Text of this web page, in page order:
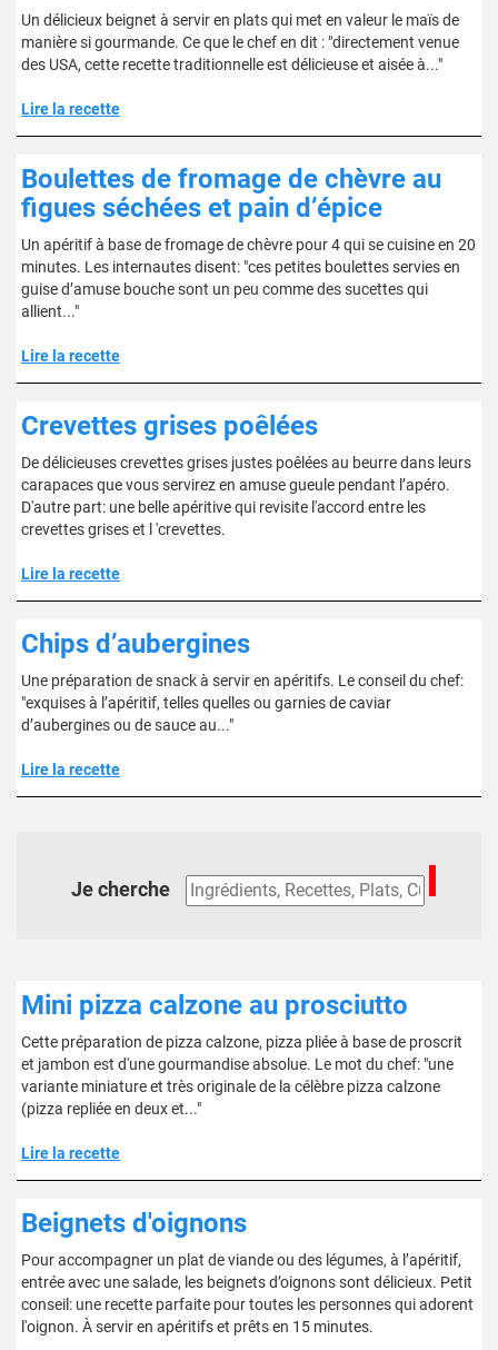
Un délicieux beignet à servir en plats qui met en valeur le maïs de
manière si gourmande. Ce que le chef en dit : "directement venue
des USA, cette recette traditionnelle est délicieuse et aisée à..."
Lire la recette
Boulettes de fromage de chèvre au
figues séchées et pain d’épice
Un apéritif à base de fromage de chèvre pour 4 qui se cuisine en 20
minutes. Les internautes disent: "ces petites boulettes servies en
guise d’amuse bouche sont un peu comme des sucettes qui
allient..."
Lire la recette
Crevettes grises poêlées
De délicieuses crevettes grises justes poêlées au beurre dans leurs
carapaces que vous servirez en amuse gueule pendant l’apéro.
D'autre part: une belle apéritive qui revisite l'accord entre les
crevettes grises et l 'crevettes.
Lire la recette
Chips d’aubergines
Une préparation de snack à servir en apéritifs. Le conseil du chef:
"exquises à l’apéritif, telles quelles ou garnies de caviar
d’aubergines ou de sauce au..."
Lire la recette
Je cherche
Mini pizza calzone au prosciutto
Cette préparation de pizza calzone, pizza pliée à base de proscrit
et jambon est d'une gourmandise absolue. Le mot du chef: "une
variante miniature et très originale de la célèbre pizza calzone
(pizza repliée en deux et..."
Lire la recette
Beignets d'oignons
Pour accompagner un plat de viande ou des légumes, à l’apéritif,
entrée avec une salade, les beignets d’oignons sont délicieux. Petit
conseil: une recette parfaite pour toutes les personnes qui adorent
l'oignon. À servir en apéritifs et prêts en 15 minutes.